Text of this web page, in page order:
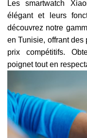
Les smartwatch
élégant et leurs
découvrez notre
en Tunisie, offrant
prix compétitifs.
poignet tout en